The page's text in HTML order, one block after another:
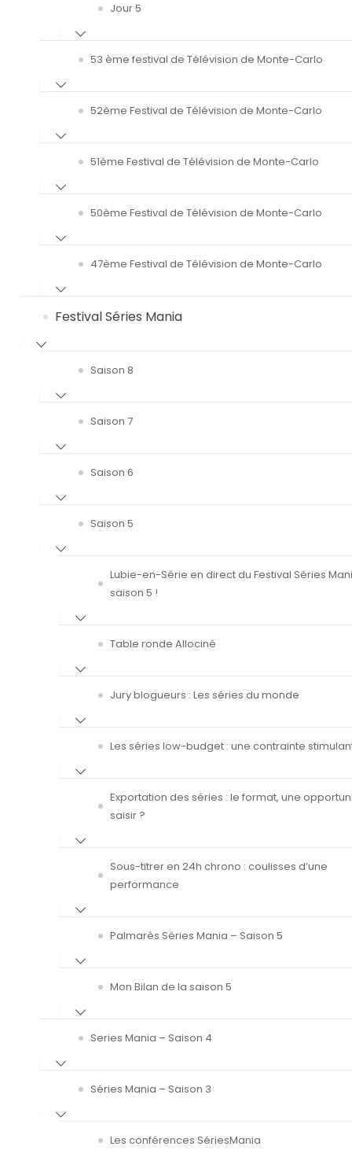
Jour 5
53 ème festival de Télévision de Monte-Carlo
52ème Festival de Télévision de Monte-Carlo
51ème Festival de Télévision de Monte-Carlo
50ème Festival de Télévision de Monte-Carlo
47ème Festival de Télévision de Monte-Carlo
Festival Séries Mania
Saison 8
Saison 7
Saison 6
Saison 5
Lubie-en-Série en direct du Festival Séries
saison 5 !
Table ronde Allociné
Jury blogueurs : Les séries du monde
Les séries low-budget : une contrainte
Exportation des séries : le format, une
saisir ?
Sous-titrer en 24h chrono : coulisses d’une
performance
Palmarès Séries Mania – Saison 5
Mon Bilan de la saison 5
Series Mania – Saison 4
Séries Mania – Saison 3
Les conférences SériesMania